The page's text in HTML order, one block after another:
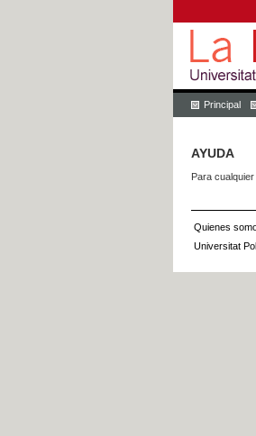
Principal
AYUDA
Para
Quienes
Universitat